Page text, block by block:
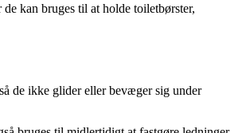
kan bruges til at holde toiletbørster,
de ikke glider eller bevæger sig under